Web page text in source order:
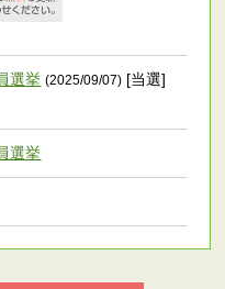
選挙 (2025/09/07) [当選]
選挙